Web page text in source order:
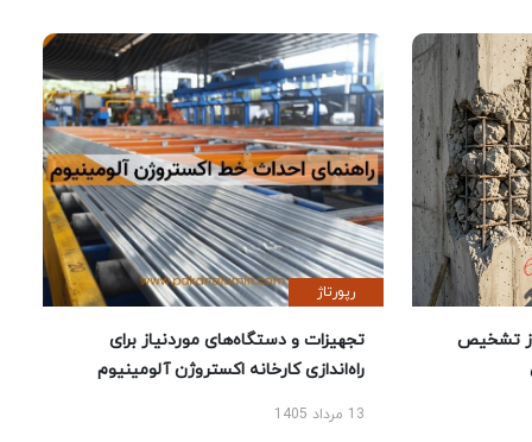
تشخیص
رپورتاژ
تجهیزات و دستگاه‌های موردنیاز برای
راه‌اندازی کارخانه اکستروژن آلومینیوم
13 مرداد 1405